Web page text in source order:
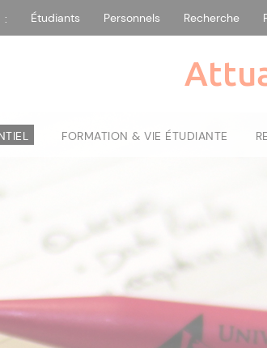
: Étudiants Personnels Recherche
FORMATION & VIE ÉTUDIANTE